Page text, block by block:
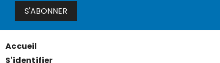
S'ABONNER
Menu
Accueil
S'identifier